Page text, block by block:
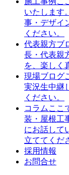
いたします
事・デザイ
ください。
代表親方ブ
長・代表親
を、楽しく
現場ブログ
実況生中継
ください。
コラム ここ
装・屋根工
にお話して
立ててくだ
採用情報
お問合せ